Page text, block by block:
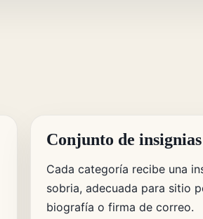
Conjunto de
Cada categoría recibe una
sobria, adecuada para sitio
biografía o firma de correo.